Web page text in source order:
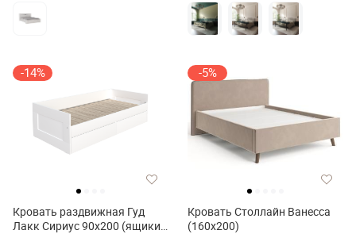
-14%
Кровать раздвижная Гуд
Лакк Сириус 90х200 (ящики
-5%
Кровать Столлайн Ванесса
(160х200)